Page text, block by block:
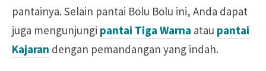
pantainya. Selain pantai Bolu Bolu ini, Anda dapat
juga mengunjungi pantai Tiga Warna atau pantai
Kajaran dengan pemandangan yang indah.